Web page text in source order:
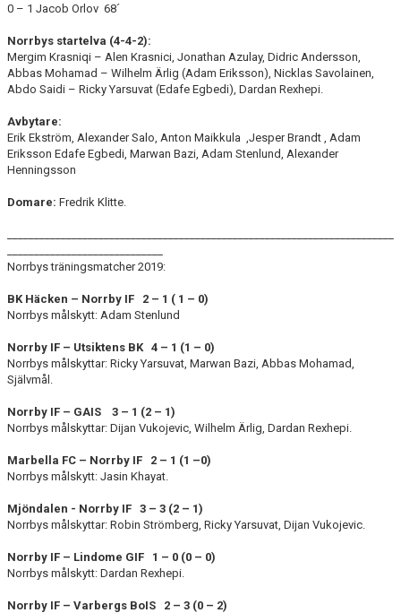
0 – 1 Jacob Orlov 68´
Norrbys startelva (4-4-2):
Mergim Krasniqi – Alen Krasnici, Jonathan Azulay, Didric Andersson,
Abbas Mohamad – Wilhelm Ärlig (Adam Eriksson), Nicklas Savolainen,
Abdo Saidi – Ricky Yarsuvat (Edafe Egbedi), Dardan Rexhepi.
Avbytare:
Erik Ekström, Alexander Salo, Anton Maikkula ,Jesper Brandt , Adam
Eriksson Edafe Egbedi, Marwan Bazi, Adam Stenlund, Alexander
Henningsson
Domare: Fredrik Klitte.
Norrbys träningsmatcher 2019:
BK Häcken – Norrby IF 2 – 1 ( 1 – 0)
Norrbys målskytt: Adam Stenlund
Norrby IF – Utsiktens BK 4 – 1 (1 – 0)
Norrbys målskyttar: Ricky Yarsuvat, Marwan Bazi, Abbas Mohamad,
Självmål.
Norrby IF – GAIS 3 – 1 (2 – 1)
Norrbys målskyttar: Dijan Vukojevic, Wilhelm Ärlig, Dardan Rexhepi.
Marbella FC – Norrby IF 2 – 1 (1 –0)
Norrbys målskytt: Jasin Khayat.
Mjöndalen - Norrby IF 3 – 3 (2 – 1)
Norrbys målskyttar: Robin Strömberg, Ricky Yarsuvat, Dijan Vukojevic.
Norrby IF – Lindome GIF 1 – 0 (0 – 0)
Norrbys målskytt: Dardan Rexhepi.
Norrby IF – Varbergs BoIS 2 – 3 (0 – 2)